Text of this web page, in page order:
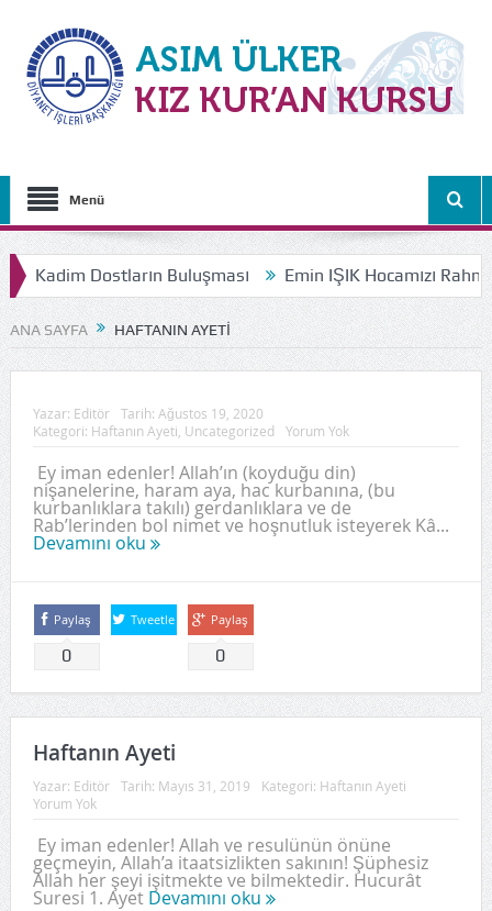
Menü
Kadim Dostların Buluşması Emin IŞIK Hocamızı
ANA SAYFA HAFTANIN AYETI
Yazar: Editör Tarih: Ağustos 19, 2020
Kategori: Haftanın Ayeti Uncategorized Yorum Yok
Ey iman edenler! Allah’ın (koyduğu din)
nişanelerine, haram aya, hac kurbanına, (bu
kurbanlıklara takılı) gerdanlıklara ve de
Rab’lerinden bol nimet ve hoşnutluk isteyerek Kâ...
Devamını oku
Paylaş
0
Tweetle Paylaş
0
Haftanın Ayeti
Yazar: Editör Tarih: Mayıs 31, 2019 Kategori: Haftanın Ayeti
Yorum Yok
Ey iman edenler! Allah ve resulünün önüne
geçmeyin, Allah’a itaatsizlikten sakının! Şüphesiz
Allah her şeyi işitmekte ve bilmektedir. Hucurât
Suresi 1. Ayet Devamını oku